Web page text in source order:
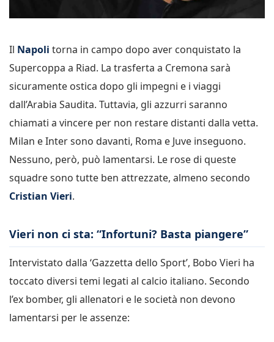
Il Napoli torna in campo dopo aver conquistato la
Supercoppa a Riad. La trasferta a Cremona sarà
sicuramente ostica dopo gli impegni e i viaggi
dall’Arabia Saudita. Tuttavia, gli azzurri saranno
chiamati a vincere per non restare distanti dalla vetta.
Milan e Inter sono davanti, Roma e Juve inseguono.
Nessuno, però, può lamentarsi. Le rose di queste
squadre sono tutte ben attrezzate, almeno secondo
Cristian Vieri.
Vieri non ci sta: “Infortuni? Basta piangere”
Intervistato dalla ‘Gazzetta dello Sport’, Bobo Vieri ha
toccato diversi temi legati al calcio italiano. Secondo
l’ex bomber, gli allenatori e le società non devono
lamentarsi per le assenze: